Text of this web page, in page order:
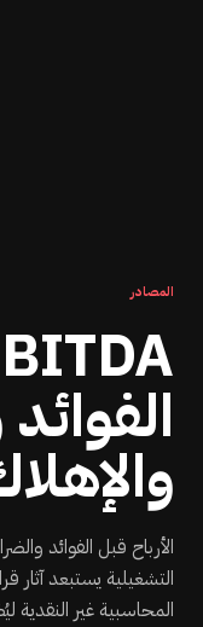
المصادر
الأرباح قبل الفوائد
التشغيلية يستبعد آثار
المحاسبية غير النقدية